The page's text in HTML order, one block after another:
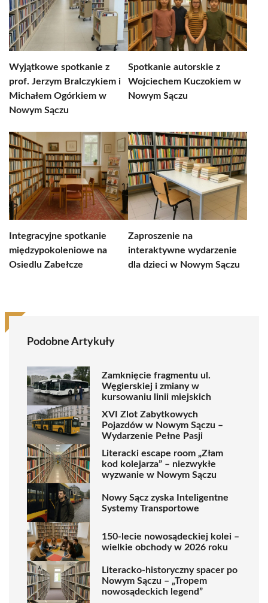
Wyjątkowe spotkanie z
prof. Jerzym Bralczykiem i
Michałem Ogórkiem w
Nowym Sączu
Spotkanie autorskie z
Wojciechem Kuczokiem w
Nowym Sączu
Integracyjne spotkanie
międzypokoleniowe na
Osiedlu Zabełcze
Zaproszenie na
interaktywne wydarzenie
dla dzieci w Nowym Sączu
Podobne Artykuły
Zamknięcie fragmentu ul.
Węgierskiej i zmiany w
kursowaniu linii miejskich
XVI Zlot Zabytkowych
Pojazdów w Nowym Sączu –
Wydarzenie Pełne Pasji
Literacki escape room „Złam
kod kolejarza” – niezwykłe
wyzwanie w Nowym Sączu
Nowy Sącz zyska Inteligentne
Systemy Transportowe
150-lecie nowosądeckiej kolei –
wielkie obchody w 2026 roku
Literacko-historyczny spacer po
Nowym Sączu – „Tropem
nowosądeckich legend”